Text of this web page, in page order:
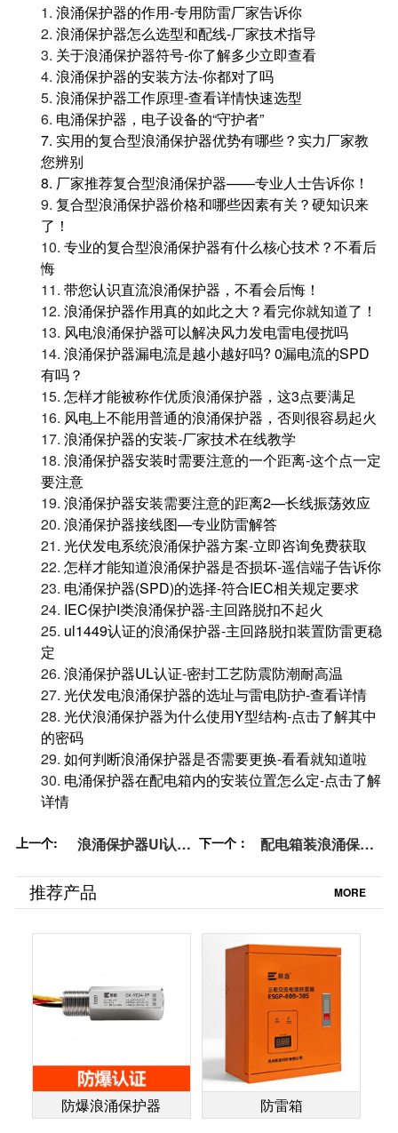
1. 浪涌保护器的作用-专用防雷厂家告诉你
2. 浪涌保护器怎么选型和配线-厂家技术指导
3. 关于浪涌保护器符号-你了解多少立即查看
4. 浪涌保护器的安装方法-你都对了吗
5. 浪涌保护器工作原理-查看详情快速选型
6. 电涌保护器，电子设备的“守护者”
7. 实用的复合型浪涌保护器优势有哪些？实力厂家教
您辨别
8. 厂家推荐复合型浪涌保护器——专业人士告诉你！
9. 复合型浪涌保护器价格和哪些因素有关？硬知识来
了！
10. 专业的复合型浪涌保护器有什么核心技术？不看后
悔
11. 带您认识直流浪涌保护器，不看会后悔！
12. 浪涌保护器作用真的如此之大？看完你就知道了！
13. 风电浪涌保护器可以解决风力发电雷电侵扰吗
14. 浪涌保护器漏电流是越小越好吗? 0漏电流的SPD
有吗？
15. 怎样才能被称作优质浪涌保护器，这3点要满足
16. 风电上不能用普通的浪涌保护器，否则很容易起火
17. 浪涌保护器的安装-厂家技术在线教学
18. 浪涌保护器安装时需要注意的一个距离-这个点一定
要注意
19. 浪涌保护器安装需要注意的距离2—长线振荡效应
20. 浪涌保护器接线图—专业防雷解答
21. 光伏发电系统浪涌保护器方案-立即咨询免费获取
22. 怎样才能知道浪涌保护器是否损坏-遥信端子告诉你
23. 电涌保护器(SPD)的选择-符合IEC相关规定要求
24. IEC保护I类浪涌保护器-主回路脱扣不起火
25. ul1449认证的浪涌保护器-主回路脱扣装置防雷更稳
定
26. 浪涌保护器UL认证-密封工艺防震防潮耐高温
27. 光伏发电浪涌保护器的选址与雷电防护-查看详情
28. 光伏浪涌保护器为什么使用Y型结构-点击了解其中
的密码
29. 如何判断浪涌保护器是否需要更换-看看就知道啦
30. 电涌保护器在配电箱内的安装位置怎么定-点击了解
详情
上一个:
浪涌保护器Ul认证- 下一个：
配电箱装浪涌保护
器的优势与选择
推荐产品 MORE
防爆浪涌保护器 防雷箱